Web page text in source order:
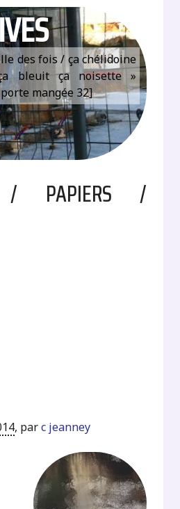
des fois / ça chélidoine
bleuit ça noisette »
mangée 32]
/ PAPIERS /
, parc jeanney